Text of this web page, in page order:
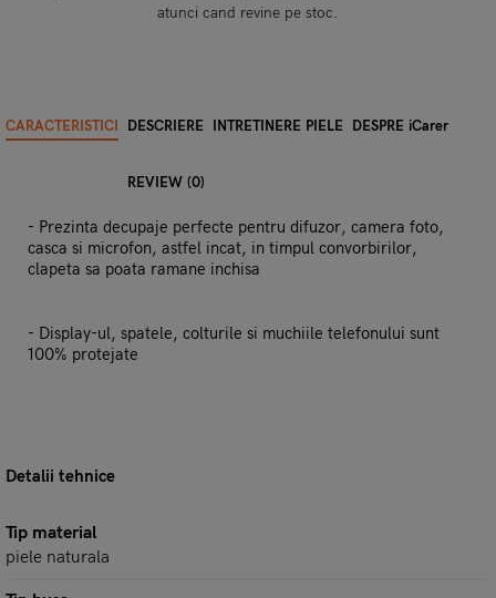
atunci cand revine pe stoc.
CARACTERISTICI DESCRIERE INTRETINERE PIELE DESPRE iCarer
REVIEW (0)
- Prezinta decupaje perfecte pentru difuzor, camera foto,
casca si microfon, astfel incat, in timpul convorbirilor,
clapeta sa poata ramane inchisa
- Display-ul, spatele, colturile si muchiile telefonului sunt
100% protejate
Detalii tehnice
Tip material
piele naturala